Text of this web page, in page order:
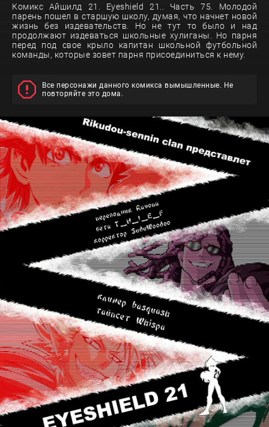
Комикс Айшилд 21. Eyeshield 21.. Часть 75. Молодой
парень пошел в старшую школу, думая, что начнет новой
жизнь без издевательств. Но не тут то было и над
продолжают издеваться школьные хулиганы. Но парня
перед под свое крыло капитан школьной футбольной
команды, которые зовет парня присоединиться к нему.
Все персонажи данного комикса вымышленные. Не
повторяйте это дома.